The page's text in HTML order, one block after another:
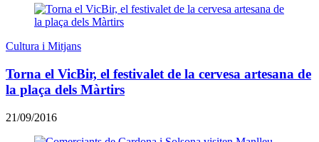
Cultura i Mitjans
Torna el VicBir, el festivalet de la cervesa artesana de
la plaça dels Màrtirs
21/09/2016